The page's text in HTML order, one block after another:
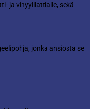
ja vinyylilattialle, sekä
jonka ansiosta se